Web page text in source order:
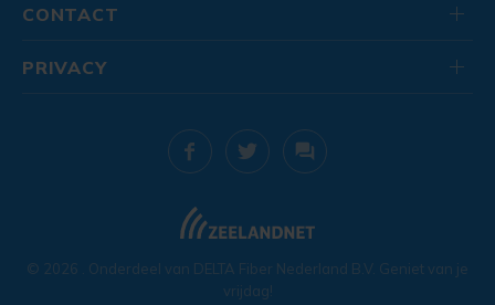
CONTACT
© 2026 . Onderdeel van DELTA Fiber Nederland B.V. Geniet van je
vrijdag!
PRIVACY